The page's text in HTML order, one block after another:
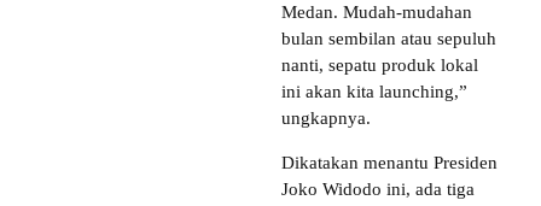
Medan. Mudah-mudahan
bulan sembilan atau sepuluh
nanti, sepatu produk lokal
ini akan kita launching,”
ungkapnya.
Dikatakan menantu Presiden
Joko Widodo ini, ada tiga